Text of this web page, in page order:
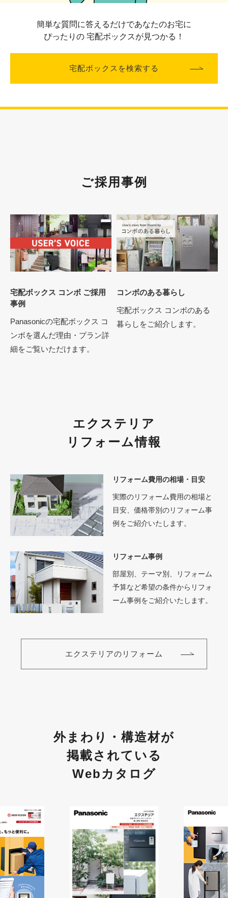
簡単な質問に答えるだけであなたのお宅に
ぴったりの 宅配ボックスが見つかる！
宅配ボックスを検索する
ご採用事例
宅配ボックス コンボ ご採用
事例
Panasonicの宅配ボックス コ
ンボを選んだ理由・プラン詳
細をご覧いただけます。
コンボのある暮らし
宅配ボックス コンボのある
暮らしをご紹介します。
エクステリア
リフォーム情報
リフォーム費用の相場・目安
実際のリフォーム費用の相場と
目安、価格帯別のリフォーム事
例をご紹介いたします。
リフォーム事例
部屋別、テーマ別、リフォーム
予算など希望の条件からリフォ
ーム事例をご紹介いたします。
エクステリアのリフォーム
外まわり・構造材が
掲載されている
Webカタログ